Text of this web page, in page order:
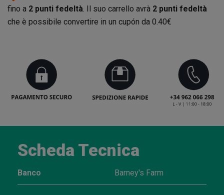
fino a 2 punti fedeltà. Il suo carrello avrà 2 punti fedeltà
che è possibile convertire in un cupón da 0.40€
Scheda Tecnica
Banco Barney's Farm